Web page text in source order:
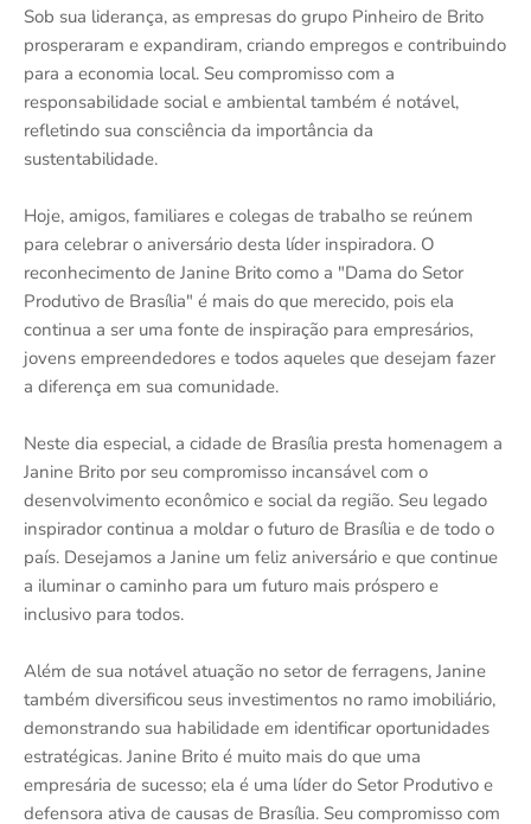
Sob sua liderança, as empresas do grupo Pinheiro de Brito
prosperaram e expandiram, criando empregos e contribuindo
para a economia local. Seu compromisso com a
responsabilidade social e ambiental também é notável,
refletindo sua consciência da importância da
sustentabilidade.
Hoje, amigos, familiares e colegas de trabalho se reúnem
para celebrar o aniversário desta líder inspiradora. O
reconhecimento de Janine Brito como a "Dama do Setor
Produtivo de Brasília" é mais do que merecido, pois ela
continua a ser uma fonte de inspiração para empresários,
jovens empreendedores e todos aqueles que desejam fazer
a diferença em sua comunidade.
Neste dia especial, a cidade de Brasília presta homenagem a
Janine Brito por seu compromisso incansável com o
desenvolvimento econômico e social da região. Seu legado
inspirador continua a moldar o futuro de Brasília e de todo o
país. Desejamos a Janine um feliz aniversário e que continue
a iluminar o caminho para um futuro mais próspero e
inclusivo para todos.
Além de sua notável atuação no setor de ferragens, Janine
também diversificou seus investimentos no ramo imobiliário,
demonstrando sua habilidade em identificar oportunidades
estratégicas. Janine Brito é muito mais do que uma
empresária de sucesso; ela é uma líder do Setor Produtivo e
defensora ativa de causas de Brasília. Seu compromisso com